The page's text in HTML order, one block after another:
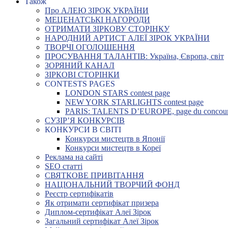
Про АЛЕЮ ЗІРОК УКРАЇНИ
МЕЦЕНАТСЬКІ НАГОРОДИ
ОТРИМАТИ ЗІРКОВУ СТОРІНКУ
НАРОДНИЙ АРТИСТ АЛЕЇ ЗІРОК УКРАЇНИ
ТВОРЧІ ОГОЛОШЕННЯ
ПРОСУВАННЯ ТАЛАНТІВ: Україна, Європа, світ
ЗОРЯНИЙ КАНАЛ
ЗІРКОВІ СТОРІНКИ
CONTESTS PAGES
LONDON STARS contest page
NEW YORK STARLIGHTS contest page
PARIS: TALENTS D’EUROPE, page du
СУЗІР’Я КОНКУРСІВ
КОНКУРСИ В СВІТІ
Конкурси мистецтв в Японії
Конкурси мистецтв в Кореї
Реклама на сайті
SEO статті
СВЯТКОВЕ ПРИВІТАННЯ
НАЦІОНАЛЬНИЙ ТВОРЧИЙ ФОНД
Реєстр сертифікатів
Як отримати сертифікат призера
Диплом-сертифікат Алеї Зірок
Загальний сертифікат Алеї Зірок